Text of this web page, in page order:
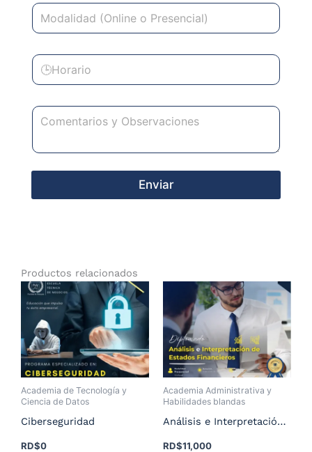
Enviar
Productos relacionados
Academia de Tecnología y
Ciencia de Datos
Ciberseguridad
RD$0
Academia Administrativa y
Habilidades blandas
Análisis e Interpretación
de Estados Financieros
RD$11,000